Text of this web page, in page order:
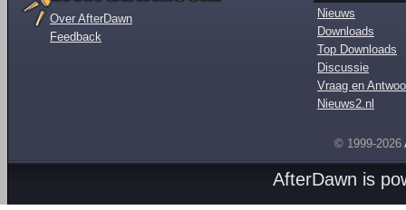
Over AfterDawn
Feedback
Nieuws
Downloads
Top Downloads
Discussie
Vraag en
Nieuws2.nl
© 1999-2026
AfterDawn is